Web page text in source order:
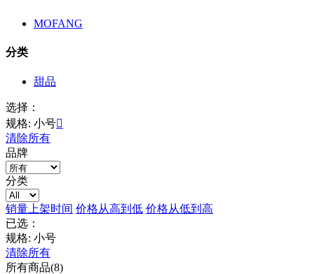
MOFANG
分类
甜品
选择：
规格: 小号
清除所有
品牌
分类
销量 上架时间 价格从高到低 价格从低到高
已选：
规格: 小号
清除所有
所有商品(8)